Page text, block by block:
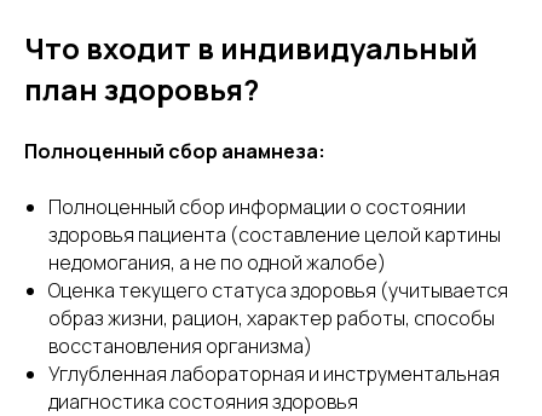
Что входит в индивидуальный
план здоровья?
Полноценный сбор анамнеза:
Полноценный сбор информации о состоянии
здоровья пациента (составление целой картины
недомогания, а не по одной жалобе)
Оценка текущего статуса здоровья (учитывается
образ жизни, рацион, характер работы, способы
восстановления организма)
Углубленная лабораторная и инструментальная
диагностика состояния здоровья